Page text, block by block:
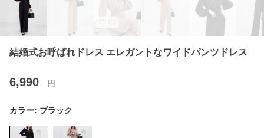
結婚式お呼ばれドレス エレガントなワイドパンツドレス
6,990 円
カラー: ブラック